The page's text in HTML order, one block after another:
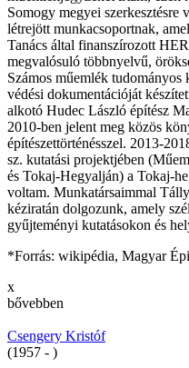
Somogy megyei
létrejött munkacsoportnak,
Tanács által finanszírozott
megvalósuló többnyelvű,
Számos műemlék
védési dokumentációját
alkotó Hudec László építész
2010-ben jelent meg közös
építészettörténésszel. 2013-
sz. kutatási projektjében
és Tokaj-Hegyalján) a Tokaj-
voltam. Munkatársaimmal
kéziratán dolgozunk, amely
gyűjteményi kutatásokon és
*Forrás: wikipédia, Magyar
x
bővebben
Csengery Kristóf
(1957 - )